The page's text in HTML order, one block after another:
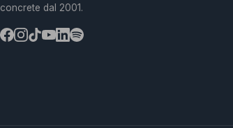
concrete dal 2001.